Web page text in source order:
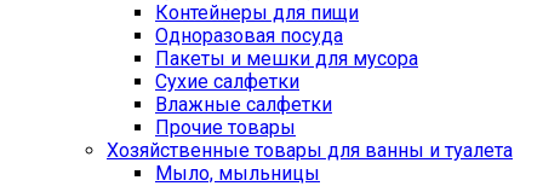
Контейнеры для пищи
Одноразовая посуда
Пакеты и мешки для мусора
Сухие салфетки
Влажные салфетки
Прочие товары
Хозяйственные товары для ванны и туалета
Мыло, мыльницы